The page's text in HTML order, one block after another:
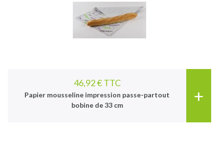
46,92 € TTC
Papier mousseline impression passe-partout
bobine de 33 cm
+